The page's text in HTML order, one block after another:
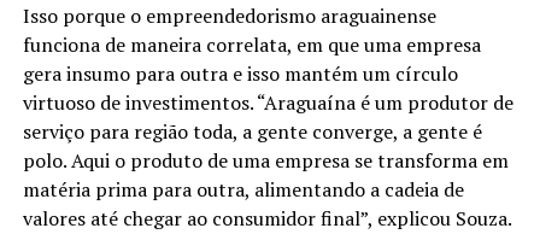
Isso porque o empreendedorismo araguainense
funciona de maneira correlata, em que uma empresa
gera insumo para outra e isso mantém um círculo
virtuoso de investimentos. “Araguaína é um produtor de
serviço para região toda, a gente converge, a gente é
polo. Aqui o produto de uma empresa se transforma em
matéria prima para outra, alimentando a cadeia de
valores até chegar ao consumidor final”, explicou Souza.